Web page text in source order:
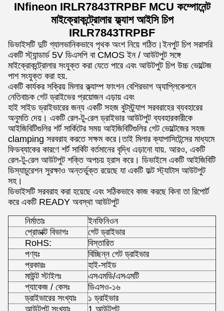
INfineon IRLR7843TRPBF MCU কম্পোনেন্ট
মাইক্রোকন্ট্রোলার ফ্ল্যাশ আইসি চিপ
IRLR7843TRPBF
ডিভাইসটি দুটি গ্যালভানিকভাবে পৃথক অংশ নিয়ে গঠিত।ইনপুট চিপ সরাসরি
একটি স্ট্যান্ডার্ড 5V ডিএসপি বা CMOS ইন / আউটপুট সঙ্গে
মাইক্রোকন্ট্রোলার সংযুক্ত করা যেতে পারে এবং আউটপুট চিপ উচ্চ ভোল্টেজ
পাশ সংযুক্ত করা হয়.
একটি কার্যকর সক্রিয় মিলার ক্ল্যাম্প ফাংশন বেশিরভাগ অ্যাপ্লিকেশনে
নেতিবাচক গেট ড্রাইভের প্রয়োজন এড়ায় এবং
হাই সাইড ড্রাইভারের জন্য একটি সহজ বুটস্ট্র্যাপ সরবরাহের ব্যবহারের
অনুমতি দেয়। একটি রেল-টু-রেল ড্রাইভার আউটপুট ব্যবহারকারীকে
আইজিবিটিগুলির শর্ট সার্কিটের সময় আইজিবিটিগুলির গেট ভোল্টেজের সহজ
clamping সরবরাহ করতে সক্ষম করে।তাই মিলার ক্যাপাসিটেন্সের মাধ্যমে
ফিডব্যাকের কারণে শর্ট সার্কিট বর্তমানের বৃদ্ধি এড়ানো যায়. আরও, একটি
রেল-টু-রেল আউটপুট শক্তি অপচয় হ্রাস করে। ডিভাইসে একটি আইজিবিটি
ডিস্যাচুরেশন সুরক্ষাও অন্তর্ভুক্ত রয়েছে যা একটি ফল্ট স্ট্যাটাস আউটপুট
সহ।
ডিভাইসটি সরবরাহ করা হয়েছে এবং সঠিকভাবে কাজ করছে কিনা তা রিপোর্ট
করে একটি READY অবস্থা আউটপুট
নির্মাতাঃ
ইনফিনিওন
প্রোডাক্ট বিভাগঃ
গেট ড্রাইভার
RoHS:
বিস্তারিত
পণ্যঃ
বিচ্ছিন্ন গেট ড্রাইভার
প্রকারঃ
হাই-সাইড
মাউন্ট স্টাইলঃ
এসএমডি/এসএমটি
প্যাকেজ / কেসঃ
ডিএসও-১৬
ড্রাইভারের সংখ্যাঃ
১ ড্রাইভার
আউটপুট সংখ্যাঃ
1 আউটপুট